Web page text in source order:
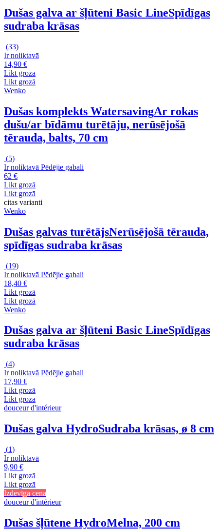
Dušas galva ar šļūteni Basic LineSpīdīgas
sudraba krāsas
(33)
Ir noliktavā
14,90 €
Likt grozā
Likt grozā
Wenko
Dušas komplekts WatersavingAr rokas
dušu/ar bīdāmu turētāju, nerūsējošā
tērauda, balts, 70 cm
(5)
Ir noliktavā Pēdējie gabali
62 €
Likt grozā
Likt grozā
citas varianti
Wenko
Dušas galvas turētājsNerūsējošā tērauda,
spīdīgas sudraba krāsas
(19)
Ir noliktavā Pēdējie gabali
18,40 €
Likt grozā
Likt grozā
Wenko
Dušas galva ar šļūteni Basic LineSpīdīgas
sudraba krāsas
(4)
Ir noliktavā Pēdējie gabali
17,90 €
Likt grozā
Likt grozā
douceur d'intérieur
Dušas galva HydroSudraba krāsas, ø 8 cm
(1)
Ir noliktavā
9,90 €
Likt grozā
Likt grozā
Izdevīga cena
douceur d'intérieur
Dušas šļūtene HydroMelna, 200 cm